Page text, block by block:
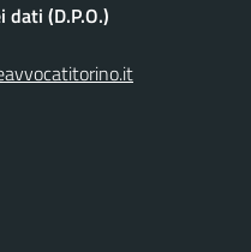
(D.P.O.)